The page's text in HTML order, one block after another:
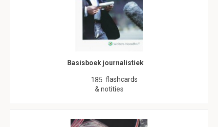
Basisboek journalistiek
185 flashcards
& notities